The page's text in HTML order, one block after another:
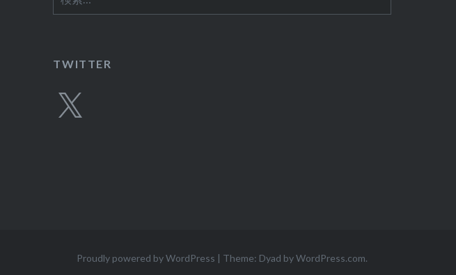
索:
TWITTER
X
Proudly powered by WordPress | Theme: Dyad byWordPress.com.